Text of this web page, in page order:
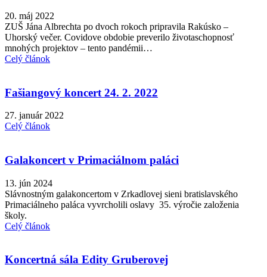
20. máj 2022
ZUŠ Jána Albrechta po dvoch rokoch pripravila Rakúsko –
Uhorský večer. Covidove obdobie preverilo životaschopnosť
mnohých projektov – tento pandémii…
Celý článok
Fašiangový koncert 24. 2. 2022
27. január 2022
Celý článok
Galakoncert v Primaciálnom paláci
13. jún 2024
Slávnostným galakoncertom v Zrkadlovej sieni bratislavského
Primaciálneho paláca vyvrcholili oslavy 35. výročie založenia
školy.
Celý článok
Koncertná sála Edity Gruberovej